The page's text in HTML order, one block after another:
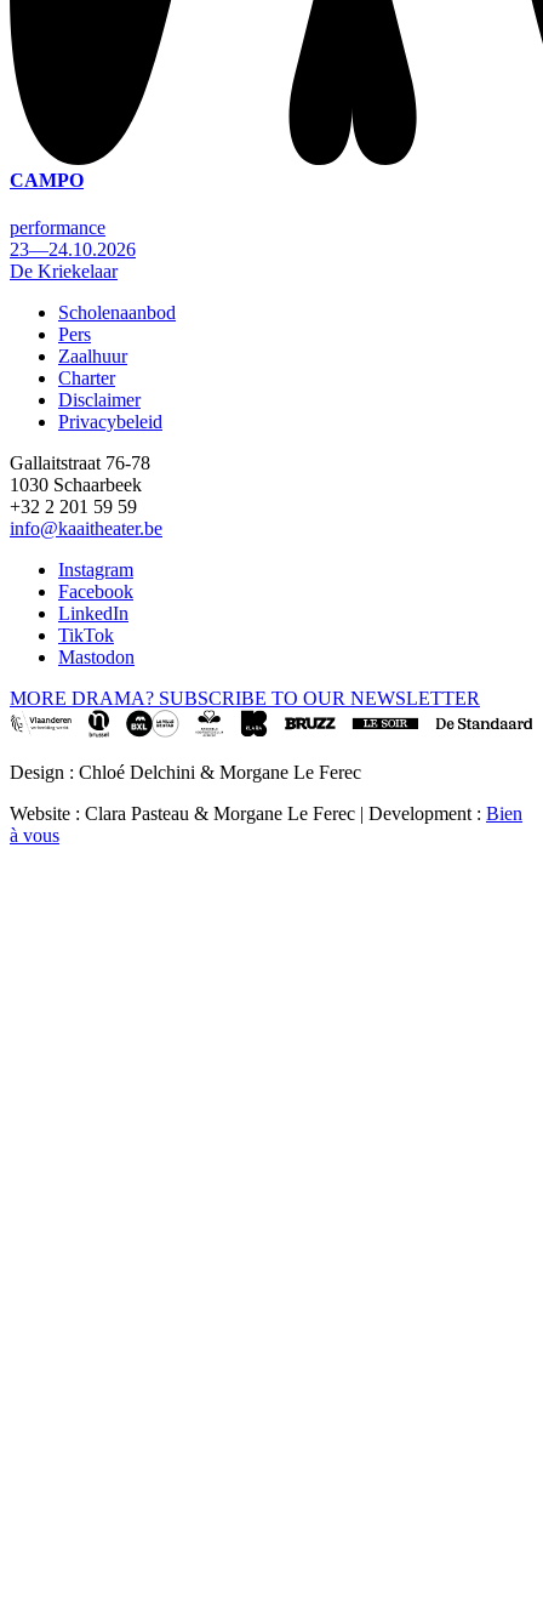
CAMPO
performance
23—24.10.2026
De Kriekelaar
Footer
Scholenaanbod
Pers
Zaalhuur
Charter
Disclaimer
Privacybeleid
Gallaitstraat 76-78
1030 Schaarbeek
+32 2 201 59 59
info@kaaitheater.be
Instagram
Facebook
LinkedIn
TikTok
Mastodon
MORE DRAMA? SUBSCRIBE TO OUR NEWSLETTER
Design : Chloé Delchini & Morgane Le Ferec
Website : Clara Pasteau & Morgane Le Ferec | Development : Bien
à vous